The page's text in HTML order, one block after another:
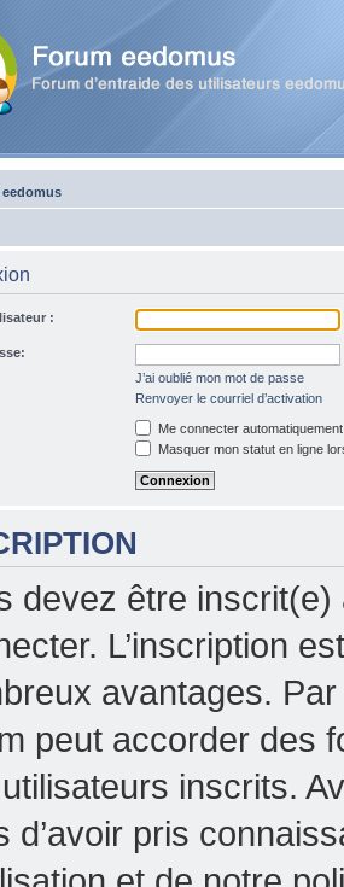
:
J’ai oublié mon mot de passe
Renvoyer le courriel d’activation
Me connecter
Masquer mon statut en ligne
devez être
L’inscription
avantages.
peut accorder des
inscrits.
d’avoir pris